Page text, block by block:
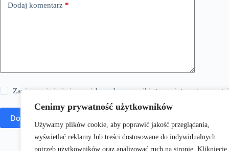
Cenimy prywatność użytkowników
Używamy plików cookie, aby poprawić jakość przeglądania,
wyświetlać reklamy lub treści dostosowane do indywidualnych
potrzeb użytkowników oraz analizować ruch na stronie. Kliknięcie
Dodaj komentarz *
Zapisz moje imię i nazwisko, adres e-mail i stronę internetową w
Dodaj komentarz